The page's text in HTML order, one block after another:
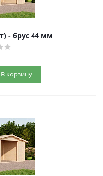
- брус 44 мм
В корзину